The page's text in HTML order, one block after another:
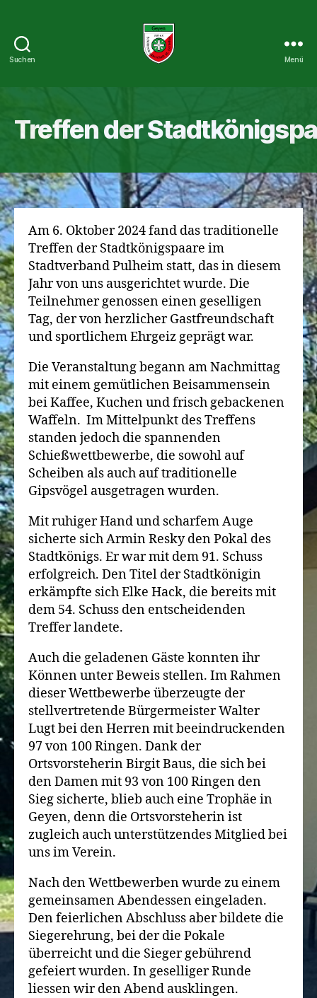
Suchen
1927
e.V.
Menü
Treffen der
Am 6. Oktober 2024 fand das traditionelle
Treffen der Stadtkönigspaare im
Stadtverband Pulheim statt, das in diesem
Jahr von uns ausgerichtet wurde. Die
Teilnehmer genossen einen geselligen
Tag, der von herzlicher Gastfreundschaft
und sportlichem Ehrgeiz geprägt war.
Die Veranstaltung begann am Nachmittag
mit einem gemütlichen Beisammensein
bei Kaffee, Kuchen und frisch gebackenen
Waffeln. Im Mittelpunkt des Treffens
standen jedoch die spannenden
Schießwettbewerbe, die sowohl auf
Scheiben als auch auf traditionelle
Gipsvögel ausgetragen wurden.
Mit ruhiger Hand und scharfem Auge
sicherte sich Armin Resky den Pokal des
Stadtkönigs. Er war mit dem 91. Schuss
erfolgreich. Den Titel der Stadtkönigin
erkämpfte sich Elke Hack, die bereits mit
dem 54. Schuss den entscheidenden
Treffer landete.
Auch die geladenen Gäste konnten ihr
Können unter Beweis stellen. Im Rahmen
dieser Wettbewerbe überzeugte der
stellvertretende Bürgermeister Walter
Lugt bei den Herren mit beeindruckenden
97 von 100 Ringen. Dank der
Ortsvorsteherin Birgit Baus, die sich bei
den Damen mit 93 von 100 Ringen den
Sieg sicherte, blieb auch eine Trophäe in
Geyen, denn die Ortsvorsteherin ist
zugleich auch unterstützendes Mitglied bei
uns im Verein.
Nach den Wettbewerben wurde zu einem
gemeinsamen Abendessen eingeladen.
Den feierlichen Abschluss aber bildete die
Siegerehrung, bei der die Pokale
überreicht und die Sieger gebührend
gefeiert wurden. In geselliger Runde
liessen wir den Abend ausklingen.